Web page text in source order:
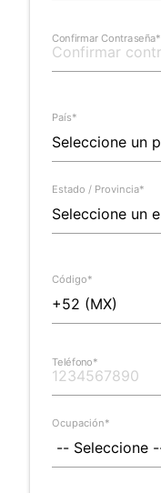
Confirmar Contraseña*
País*
Estado / Provincia*
Código*
Teléfono*
Ocupación*